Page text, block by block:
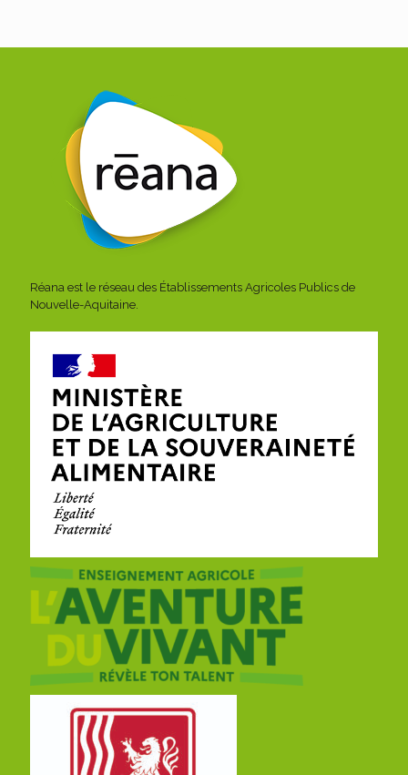
Réana est le réseau des Établissements Agricoles Publics de
Nouvelle-Aquitaine.